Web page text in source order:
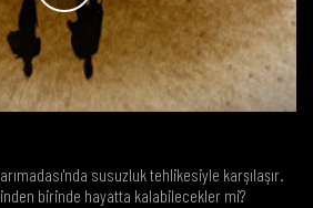
susuzluk tehlikesiyle karşılaşır.
birinde hayatta kalabilecekler mi?